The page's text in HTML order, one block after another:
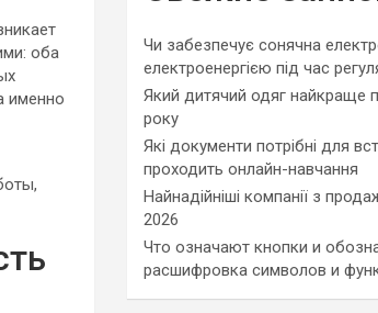
оба
именно
Чи забезпечує сонячна
електроенергією під час
Який дитячий одяг найкраще
року
Які документи потрібні для
проходить онлайн-навчання
Найнадійніші компанії з
2026
Что означают кнопки и
расшифровка символов и